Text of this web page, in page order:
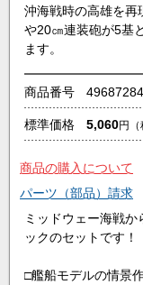
沖海戦時の高雄を再
や20㎝連装砲が5基
ます。
商品番号
標準価格 5,060円
商品の購入について
パーツ（部品）請求
ミッドウェー海戦
ックのセットです！
□艦船モデルの情景